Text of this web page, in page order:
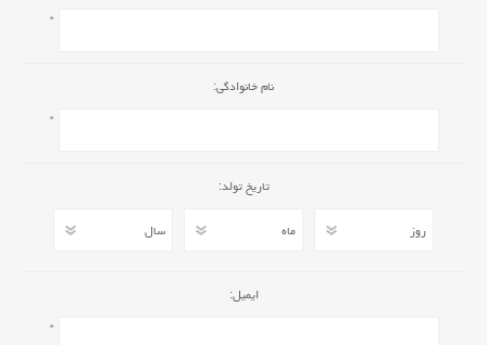
*
نام خانوادگی:
*
تاریخ تولد:
ایمیل:
*